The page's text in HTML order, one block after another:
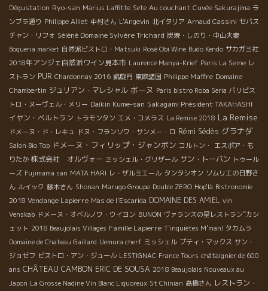
Dégustation Ryo-san Marius Laffitte Sete Au couchant Cuvée Sakurajima ラ
ンブラ通り Philippe Alliet 中村さん L'Angevin 北イタリア Arnaud Cassini セバス
チャン・リフォ Séléné Domaine Sylvère Trichard 炭焼・しのり・中山夫妻
Boqueria market 自然派ビストロ・Matsuki Rosé Obi Wine Budo Kendo サカガミ社
2018年アンジェ自然派ワイン見本市 Laurence Manya-Krief Paris La Seine レ
ストラン PUR Chardonnay 2016 凱旋門 東欧諸国 Philippe Maffre Domaine
Chambertin ジュリアン・マレシャル ボーヌ Paris bistro Roba Seria パリビス
トロ・ヌーヴェル・メリー Daikin Kume-san Sakagami Président TAKAHASHI
イヤン・ベルトラン トラモンタン エメ・コメラス La Remise 2018 La Remise
ドメーヌ・ド・レキュ ドヌ・フランソワ・サンメー・ロ Rémi Sédès グラナダ
Salon Bio Top ドメーヌ・フィリップ・ジャンボン コルトン・
エスポア・も
りたか 株式会社 オルヴォー ミッシェル・グリザール サン・トーバン トゥール
ーズ Fujimama san MATA HARI レ・ザルミエール タンタシオン ソムリエの日野さ
ん ルイック 藤木さん Shonan Marugo Groupe Double ZERO Hop'là Bistronomie
2018 Vendange Lapierre Mas de l'Escarida DOMAINE DES AMIEL vin
Venskab ドメーヌ・オベルノワ・ウイヨン BUNON ヴァランスの星レストラン”カシ
ェット 2018 Beaujolais Villages Famille Lapierre T'inquiètes M'man! タカムラ
Domaine de Chateau Gaillard Uemura cherf ミッシェル プティ・マックス サン・
ジョゼフ ビストロ・アン・ジュール LESTIGNAC France Tours châtaignier de 600
ans CHÂTEAU CAMBON ERIC DE SOUSA 2018 Beaujolais Nouveaux au
Japon La Grosse Nadine Vin Blanc Liquoreux St Chinian 高橋さん レストラン・